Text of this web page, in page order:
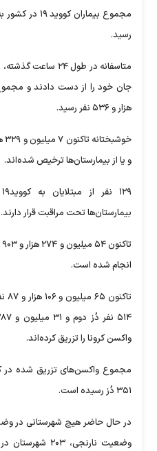
رسید.
هزار و ۵۳۶ نفر رسید.
و یا از بیمارستان‌ها ترخیص شده‌اند.
بیمارستان‌ها تحت مراقبت قرار دارند.
انجام شده است.
واکسن کرونا را تزریق کرده‌اند.
۳۵۱ دُز رسیده است.